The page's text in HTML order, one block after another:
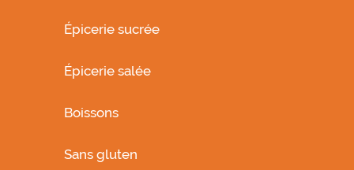
Épicerie sucrée
Épicerie salée
Boissons
Sans gluten